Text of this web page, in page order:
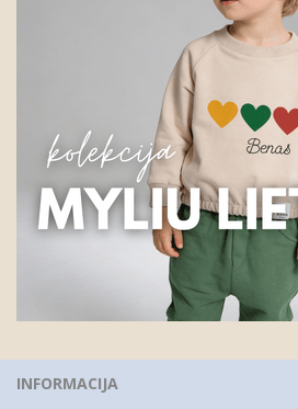
INFORMACIJA